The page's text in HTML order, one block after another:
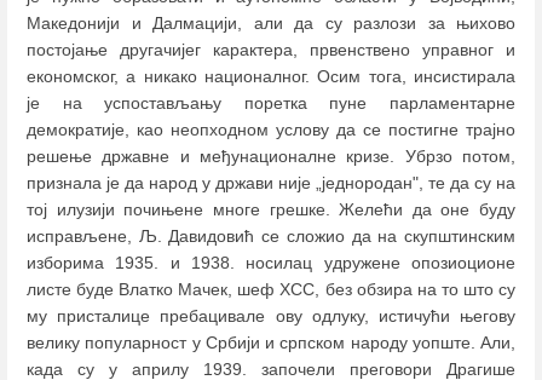
Македонији и Далмацији, али да су разлози за њихово
постојање другачијег карактера, првенствено управног и
економског, а никако националног. Осим тога, инсистирала
је на успостављању поретка пуне парламентарне
демократије, као неопходном услову да се постигне трајно
решење државне и међунационалне кризе. Убрзо потом,
признала је да народ у држави није „једнородан", те да су на
тој илузији почињене многе грешке. Желећи да оне буду
исправљене, Љ. Давидовић се сложио да на скупштинским
изборима 1935. и 1938. носилац удружене опозиоционе
листе буде Влатко Мачек, шеф ХСС, без обзира на то што су
му присталице пребацивале ову одлуку, истичући његову
велику популарност у Србији и српском народу уопште. Али,
када су у априлу 1939. започели преговори Драгише